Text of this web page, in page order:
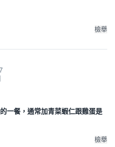
檢舉
一餐，通常加青菜蝦仁跟雞蛋是
檢舉